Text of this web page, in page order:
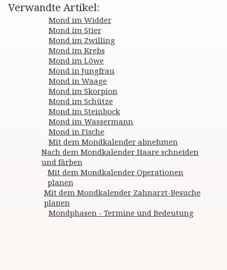
Verwandte Artikel:
Mond im Widder
Mond im Stier
Mond im Zwilling
Mond im Krebs
Mond im Löwe
Mond in Jungfrau
Mond in Waage
Mond im Skorpion
Mond im Schütze
Mond im Steinbock
Mond im Wassermann
Mond in Fische
Mit dem Mondkalender abnehmen
Nach dem Mondkalender Haare schneiden
und färben
Mit dem Mondkalender Operationen
planen
Mit dem Mondkalender Zahnarzt-Besuche
planen
Mondphasen - Termine und Bedeutung